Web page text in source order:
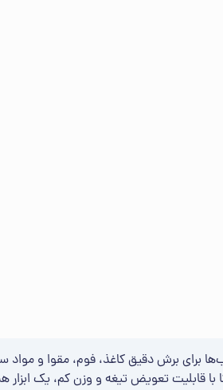
برای برش دقیق کاغذ، فوم، مقوا و
قابلیت تعویض تیغه و وزن کم، یک ابزار